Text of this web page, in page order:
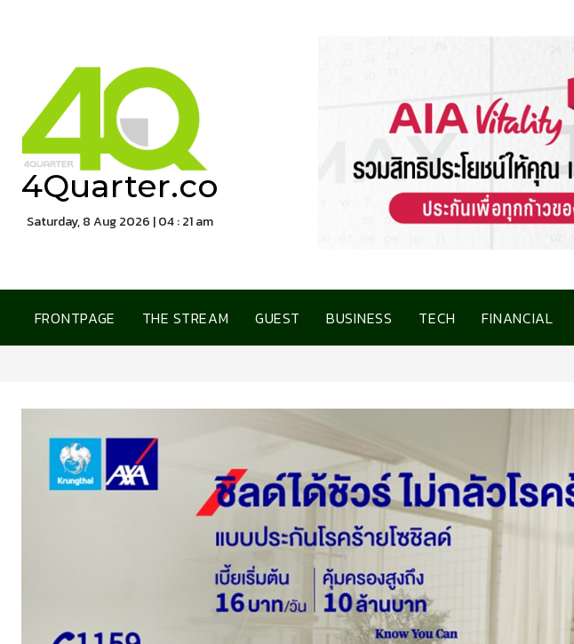
4Quarter.co
Saturday, 8 Aug 2026 | 04 : 21 am
FRONTPAGE THE STREAM GUEST BUSINESS TECH FINANCIAL